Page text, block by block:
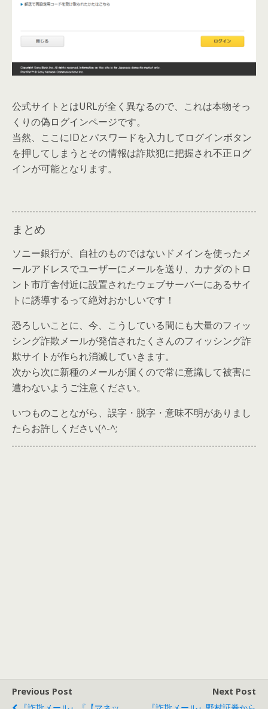
公式サイトとはURLが全く異なるので、これは本物そっ
くりの偽ログインページです。
当然、ここにIDとパスワードを入力してログインボタン
を押してしまうとその情報は詐欺犯に把握され不正ログ
インが可能となります。
まとめ
ソニー銀行が、自社のものではないドメインを使ったメ
ールアドレスでユーザーにメールを送り、カナダのトロ
ント市庁舎付近に設置されたウェブサーバーにあるサイ
トに誘導するって絶対おかしいです！
恐ろしいことに、今、こうしている間にも大量のフィッ
シング詐欺メールが発信されたくさんのフィッシング詐
欺サイトが作られ消滅していきます。
次から次に新種のメールが届くので常に意識して被害に
遭わないようご注意ください。
いつものことながら、誤字・脱字・意味不明がありまし
たらお許しください(^-^;
Previous Post
Next Post